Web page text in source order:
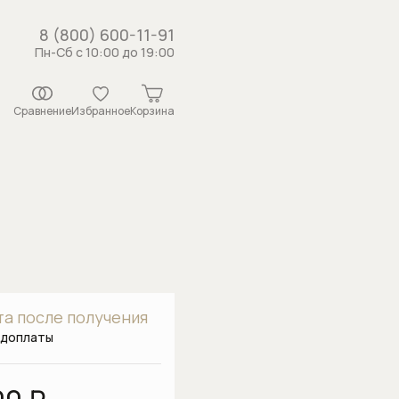
8 (800) 600-11-91
Пн-Сб с 10:00 до 19:00
СравнениеИзбранноеКорзина
после получения